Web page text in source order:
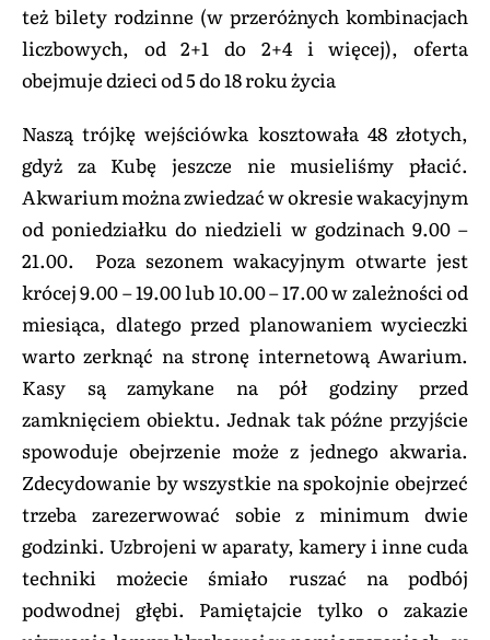
też bilety rodzinne (w przeróżnych kombinacjach
liczbowych, od 2+1 do 2+4 i więcej), oferta
obejmuje dzieci od 5 do 18 roku życia
Naszą trójkę wejściówka kosztowała 48 złotych,
gdyż za Kubę jeszcze nie musieliśmy płacić.
Akwarium można zwiedzać w okresie wakacyjnym
od poniedziałku do niedzieli w godzinach 9.00 –
21.00. Poza sezonem wakacyjnym otwarte jest
krócej 9.00 – 19.00 lub 10.00 – 17.00 w zależności od
miesiąca, dlatego przed planowaniem wycieczki
warto zerknąć na stronę internetową Awarium.
Kasy są zamykane na pół godziny przed
zamknięciem obiektu. Jednak tak późne przyjście
spowoduje obejrzenie może z jednego akwaria.
Zdecydowanie by wszystkie na spokojnie obejrzeć
trzeba zarezerwować sobie z minimum dwie
godzinki. Uzbrojeni w aparaty, kamery i inne cuda
techniki możecie śmiało ruszać na podbój
podwodnej głębi. Pamiętajcie tylko o zakazie